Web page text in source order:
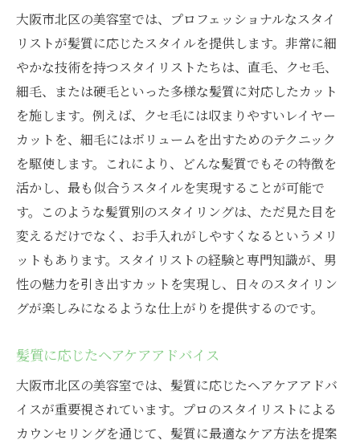
大阪市北区の美容室では、プロフェッショナルなスタイ
リストが髪質に応じたスタイルを提供します。非常に細
やかな技術を持つスタイリストたちは、直毛、クセ毛、
細毛、または硬毛といった多様な髪質に対応したカット
を施します。例えば、クセ毛には収まりやすいレイヤー
カットを、細毛にはボリュームを出すためのテクニック
を駆使します。これにより、どんな髪質でもその特徴を
活かし、最も似合うスタイルを実現することが可能で
す。このような髪質別のスタイリングは、ただ見た目を
変えるだけでなく、お手入れがしやすくなるというメリ
ットもあります。スタイリストの経験と専門知識が、男
性の魅力を引き出すカットを実現し、日々のスタイリン
グが楽しみになるような仕上がりを提供するのです。
髪質に応じたヘアケアアドバイス
大阪市北区の美容室では、髪質に応じたヘアケアアドバ
イスが重要視されています。プロのスタイリストによる
カウンセリングを通じて、髪質に最適なケア方法を提案